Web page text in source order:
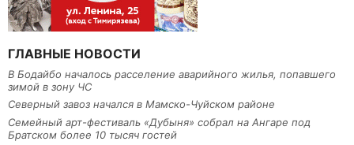
ГЛАВНЫЕ НОВОСТИ
В Бодайбо началось расселение аварийного жилья, попавшего
зимой в зону ЧС
Северный завоз начался в Мамско-Чуйском районе
Семейный арт-фестиваль «Дубыня» собрал на Ангаре под
Братском более 10 тысяч гостей